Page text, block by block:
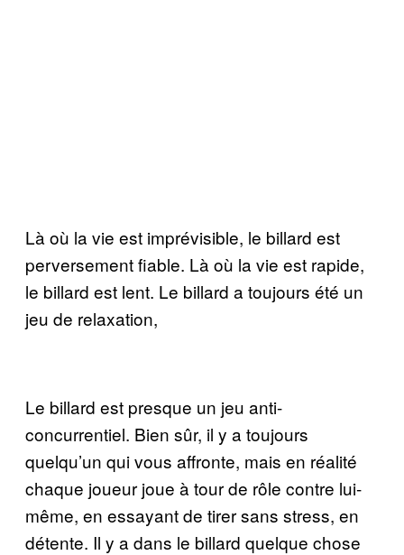
Là où la vie est imprévisible, le billard est
perversement fiable. Là où la vie est rapide,
le billard est lent. Le billard a toujours été un
jeu de relaxation,
Le billard est presque un jeu anti-
concurrentiel. Bien sûr, il y a toujours
quelqu’un qui vous affronte, mais en réalité
chaque joueur joue à tour de rôle contre lui-
même, en essayant de tirer sans stress, en
détente. Il y a dans le billard quelque chose